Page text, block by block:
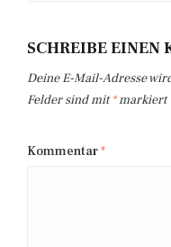
SCHREIBE EINEN
Deine E-Mail-Adresse
Felder sind mit*markiert
Kommentar*